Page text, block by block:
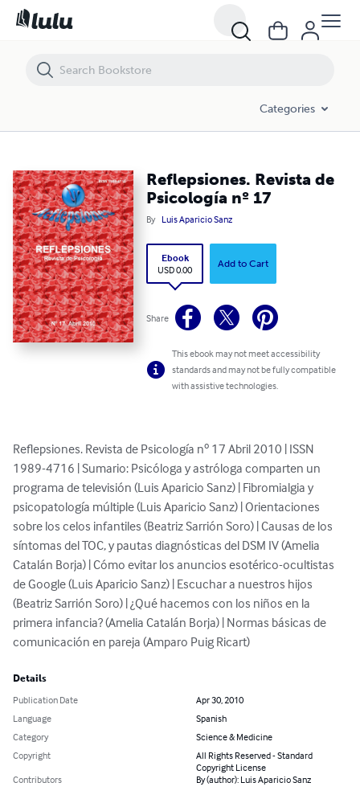
Categories
Reflepsiones. Revista de
Psicología nº 17
By Luis Aparicio Sanz
Ebook
USD 0.00
Add to Cart
Share
This ebook may not meet accessibility
standards and may not be fully compatible
with assistive technologies.
Reflepsiones. Revista de Psicología nº 17 Abril 2010 | ISSN
1989-4716 | Sumario: Psicóloga y astróloga comparten un
programa de televisión (Luis Aparicio Sanz) | Fibromialgia y
psicopatología múltiple (Luis Aparicio Sanz) | Orientaciones
sobre los celos infantiles (Beatriz Sarrión Soro) | Causas de los
síntomas del TOC, y pautas diagnósticas del DSM IV (Amelia
Catalán Borja) | Cómo evitar los anuncios esotérico-ocultistas
de Google (Luis Aparicio Sanz) | Escuchar a nuestros hijos
(Beatriz Sarrión Soro) | ¿Qué hacemos con los niños en la
primera infancia? (Amelia Catalán Borja) | Normas básicas de
comunicación en pareja (Amparo Puig Ricart)
Details
Publication Date
Apr 30, 2010
Language
Spanish
Category
Science & Medicine
Copyright
All Rights Reserved - Standard
Copyright License
Contributors
By (author): Luis Aparicio Sanz
Reflepsiones. Revista de Psicología nº 17